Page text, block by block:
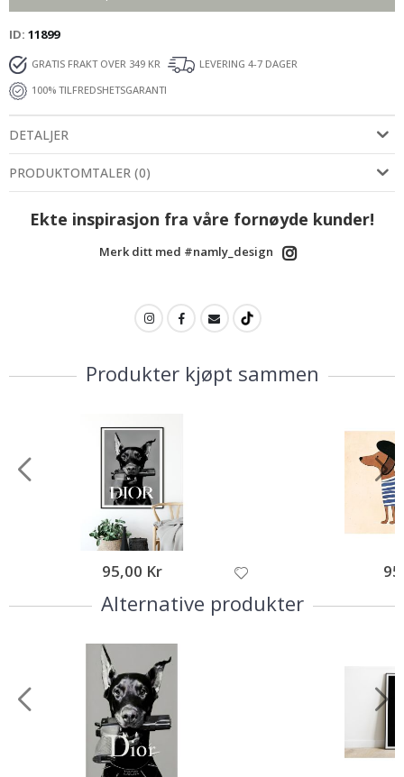
ID 11899
GRATIS FRAKT OVER 349 KR
LEVERING 4-7 DAGER
100% TILFREDSHETSGARANTI
DETALJER
PRODUKTOMTALER (0)
Ekte inspirasjon fra våre fornøyde kunder!
Merk ditt med #namly_design
Produkter kjøpt sammen
95,00 Kr
Alternative produkter